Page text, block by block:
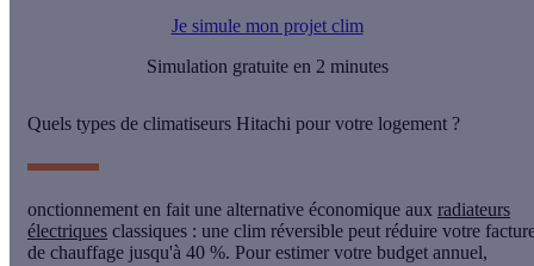
Je simule mon projet clim
Simulation gratuite en 2 minutes
Quels types de climatiseurs Hitachi pour votre logement ?
onctionnement en fait une alternative économique aux radiateurs
électriques classiques : une clim réversible peut réduire votre
de chauffage jusqu'à 40 %. Pour estimer votre budget annuel,